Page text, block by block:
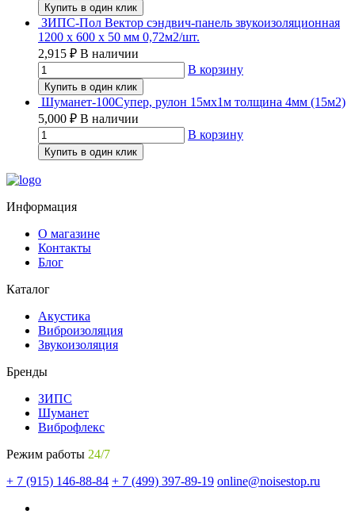
Купить в один клик
ЗИПС-Пол Вектор сэндвич-панель звукоизоляционная
1200 х 600 х 50 мм 0,72м2/шт.
2,915 ₽ В наличии
В корзину
Купить в один клик
Шуманет-100Супер, рулон 15мх1м толщина 4мм (15м2)
5,000 ₽ В наличии
В корзину
Купить в один клик
Информация
О магазине
Контакты
Блог
Каталог
Акустика
Виброизоляция
Звукоизоляция
Бренды
ЗИПС
Шуманет
Виброфлекс
Режим работы 24/7
+ 7 (915) 146-88-84 + 7 (499) 397-89-19 online@noisestop.ru